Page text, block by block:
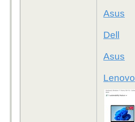
Asus
Dell
Asus
Lenovo